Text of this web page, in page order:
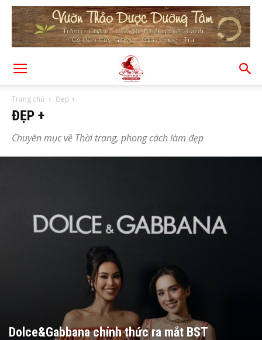
Trang chủ Đẹp +
ĐẸP +
Chuyên mục về Thời trang, phong cách làm đẹp
Dolce&Gabbana chính thức ra mắt BST